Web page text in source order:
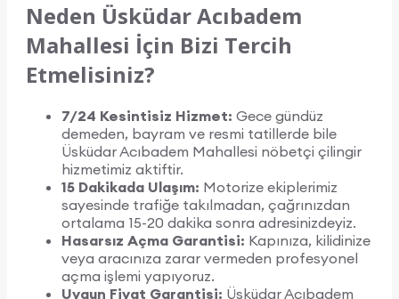
Neden Üsküdar Acıbadem
Mahallesi İçin Bizi Tercih
Etmelisiniz?
7/24 Kesintisiz Hizmet: Gece gündüz
demeden, bayram ve resmi tatillerde bile
Üsküdar Acıbadem Mahallesi nöbetçi çilingir
hizmetimiz aktiftir.
15 Dakikada Ulaşım: Motorize ekiplerimiz
sayesinde trafiğe takılmadan, çağrınızdan
ortalama 15-20 dakika sonra adresinizdeyiz.
Hasarsız Açma Garantisi: Kapınıza, kilidinize
veya aracınıza zarar vermeden profesyonel
açma işlemi yapıyoruz.
Uygun Fiyat Garantisi: Üsküdar Acıbadem